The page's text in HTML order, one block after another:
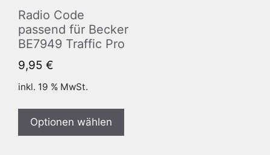
Radio Code
passend für Becker
BE7949 Traffic Pro
9,95 €
inkl. 19 % MwSt.
Optionen wählen